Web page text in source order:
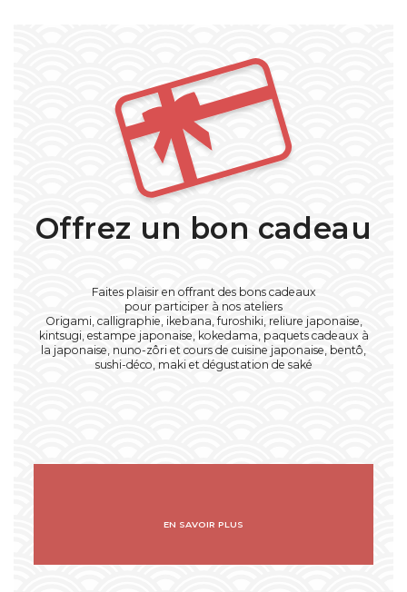
Offrez un bon cadeau
Faites plaisir en offrant des bons cadeaux
pour participer à nos ateliers
Origami, calligraphie, ikebana, furoshiki, reliure japonaise,
kintsugi, estampe japonaise, kokedama, paquets cadeaux à
la japonaise, nuno-zôri et cours de cuisine japonaise, bentô,
sushi-déco, maki et dégustation de saké
EN SAVOIR PLUS